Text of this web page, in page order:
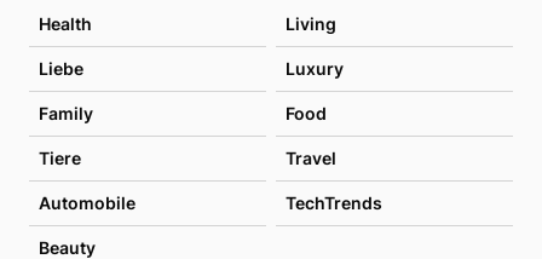
Health Living
Liebe Luxury
Family Food
Tiere Travel
Automobile TechTrends
Beauty